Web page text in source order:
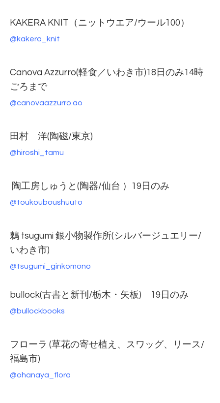
KAKERA KNIT（ニットウエア/ウール100）
@kakera_knit
Canova Azzurro(軽食／いわき市)18日のみ14時
ごろまで
@canovaazzurro.ao
田村 洋(陶磁/東京)
@hiroshi_tamu
陶工房しゅうと(陶器/仙台 ）19日のみ
@toukouboushuuto
鶫 tsugumi 銀小物製作所(シルバージュエリー/
いわき市)
@tsugumi_ginkomono
bullock(古書と新刊/栃木・矢板) 19日のみ
@bullockbooks
フローラ (草花の寄せ植え、スワッグ、リース/
福島市)
@ohanaya_flora